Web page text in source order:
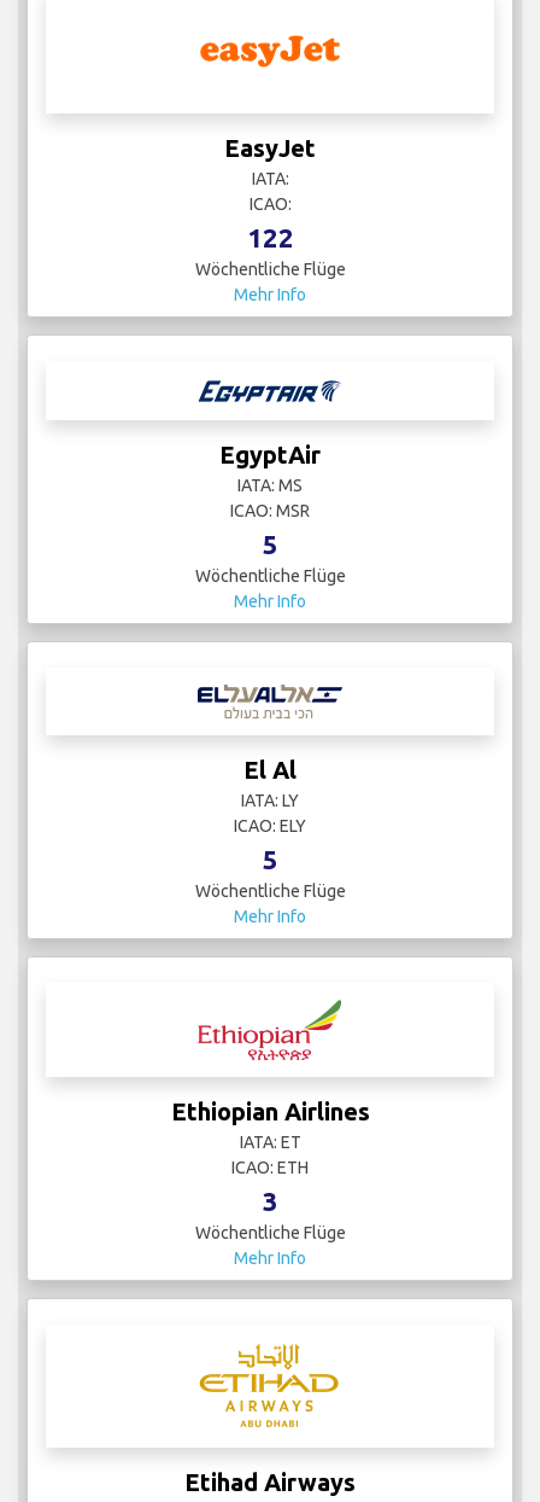
EasyJet
IATA:
ICAO:
122
Wöchentliche Flüge
Mehr Info
EgyptAir
IATA: MS
ICAO: MSR
5
Wöchentliche Flüge
Mehr Info
El Al
IATA: LY
ICAO: ELY
5
Wöchentliche Flüge
Mehr Info
Ethiopian Airlines
IATA: ET
ICAO: ETH
3
Wöchentliche Flüge
Mehr Info
Etihad Airways